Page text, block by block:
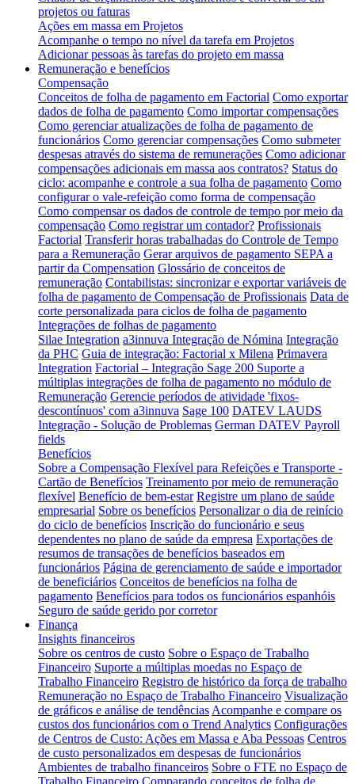
projetos ou faturas
Ações em massa em Projetos
Acompanhe o tempo no nível da tarefa em Projetos
Adicionar pessoas às tarefas do projeto em massa
Remuneração e benefícios
Compensação
Conceitos de folha de pagamento em Factorial Como exportar
dados de folha de pagamento Como importar compensações
Como gerenciar atualizações de folha de pagamento de
funcionários Como gerenciar compensações Como submeter
despesas através do sistema de remunerações Como adicionar
compensações adicionais em massa aos contratos? Status do
ciclo: acompanhe e controle a sua folha de pagamento Como
configurar o vale-refeição como forma de compensação
Como compensar os dados de controle de tempo por meio da
compensação Como registrar um contador? Profissionais
Factorial Transferir horas trabalhadas do Controle de Tempo
para a Remuneração Gerar arquivos de pagamento SEPA a
partir da Compensation Glossário de conceitos de
remuneração Contabilistas: sincronizar e exportar variáveis de
folha de pagamento de Compensação de Profissionais Data de
corte personalizada para ciclos de folha de pagamento
Integrações de folhas de pagamento
Silae Integration a3innuva Integração de Nómina Integração
da PHC Guia de integração: Factorial x Milena Primavera
Integration Factorial – Integração Sage 200 Suporte a
múltiplas integrações de folha de pagamento no módulo de
Remuneração Gerencie períodos de atividade 'fixos-
descontínuos' com a3innuva Sage 100 DATEV LAUDS
Integração - Solução de Problemas German DATEV Payroll
fields
Benefícios
Sobre a Compensação Flexível para Refeições e Transporte -
Cartão de Benefícios Treinamento por meio de remuneração
flexível Benefício de bem-estar Registre um plano de saúde
empresarial Sobre os benefícios Personalizar o dia de reinício
do ciclo de benefícios Inscrição do funcionário e seus
dependentes no plano de saúde da empresa Exportações de
resumos de transações de benefícios baseados em
funcionários Página de gerenciamento de saúde e importador
de beneficiários Conceitos de benefícios na folha de
pagamento Benefícios para todos os funcionários espanhóis
Seguro de saúde gerido por corretor
Finança
Insights financeiros
Sobre os centros de custo Sobre o Espaço de Trabalho
Financeiro Suporte a múltiplas moedas no Espaço de
Trabalho Financeiro Registro de histórico da força de trabalho
Remuneração no Espaço de Trabalho Financeiro Visualização
de gráficos e análise de tendências Acompanhe e compare os
custos dos funcionários com o Trend Analytics Configurações
de Centros de Custo: Ações em Massa e Aba Pessoas Centros
de custo personalizados em despesas de funcionários
Ambientes de trabalho financeiros Sobre o FTE no Espaço de
Trabalho Financeiro Comparando conceitos de folha de